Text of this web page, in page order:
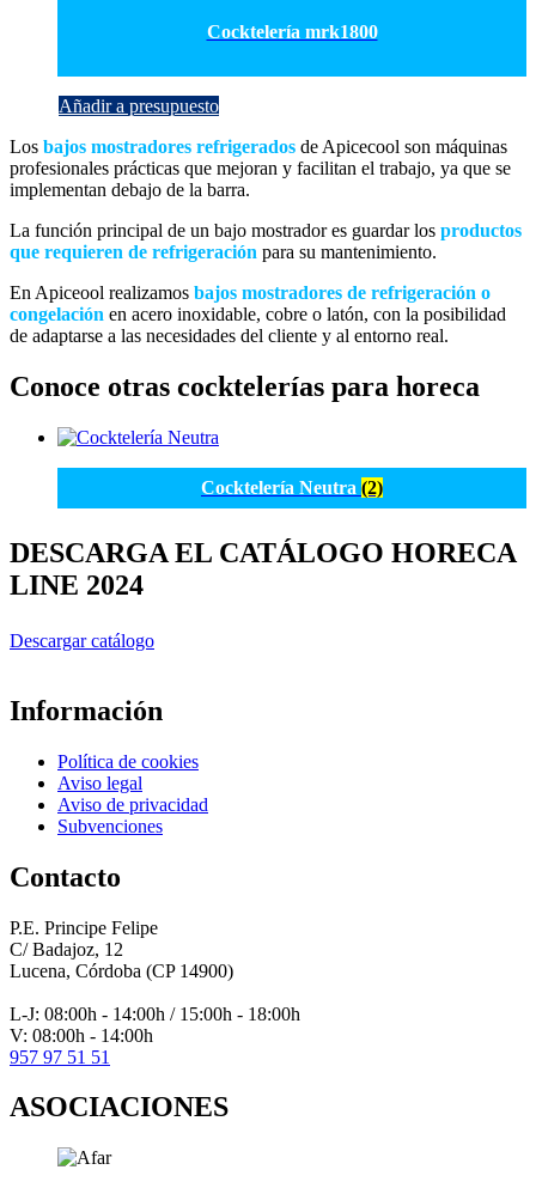
Cocktelería mrk1800
Añadir a presupuesto
Los bajos mostradores refrigerados de Apicecool son máquinas
profesionales prácticas que mejoran y facilitan el trabajo, ya que se
implementan debajo de la barra.
La función principal de un bajo mostrador es guardar los productos
que requieren de refrigeración para su mantenimiento.
En Apiceool realizamos bajos mostradores de refrigeración o
congelación en acero inoxidable, cobre o latón, con la posibilidad
de adaptarse a las necesidades del cliente y al entorno real.
Conoce otras cocktelerías para horeca
Cocktelería Neutra (2)
DESCARGA EL CATÁLOGO HORECA
LINE 2024
Descargar catálogo
back
to
navigation
Información
Política de cookies
Aviso legal
Aviso de privacidad
Subvenciones
Contacto
P.E. Principe Felipe
C/ Badajoz, 12
Lucena, Córdoba (CP 14900)
L-J: 08:00h - 14:00h / 15:00h - 18:00h
V: 08:00h - 14:00h
957 97 51 51
ASOCIACIONES